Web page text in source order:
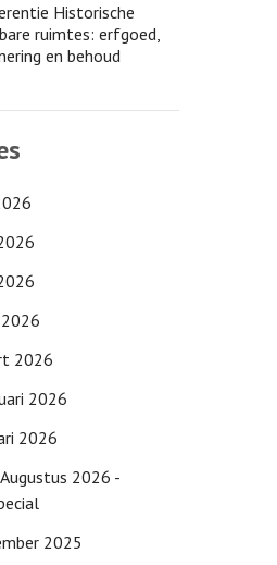
Historische
ruimtes: erfgoed,
en behoud
2026
2026
2026
2026 -
2025